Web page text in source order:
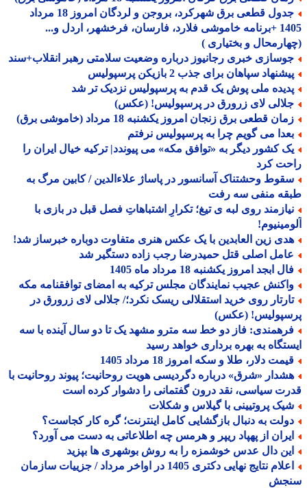
جدول قطعی برق شهرکرد، بروجن و لردگان امروز 18 مرداد
1405 +برنامه خاموشی فلارد، فارسان، فرخشهر، اردل و...
و بختیاری )
خبری رجانیوز درباره وضعیت سلامتی رهبر انقلاب+سند
سپاهان برای جذب 2 بازیکن پرسپولیس
ملی پوش یک قدم به پرسپولیس نزدیک تر شد
لای زرورق در پرسپولیس! (عکس)
قطعی برق زنجان امروز یکشنبه 18 مرداد (خاموشی برق)
می گویم چرا به پرسپولیس نرفتم
کشور دیگر به «توافق مکه» می پیوندد| ترکیه خیال ایران را
کرد
وحشتناک آسانسور در پاساژ علاءالدین / کابین مرگ به
منفی سه رفت
روی لبه ی تیغ؛ تکرارِ اشتباهاتِ فصل قبل در بازی با
زین العابدین با یک عکس هنری متفاوت دوباره خبرساز شد!
اصلی قتل حمیدرضا رجب زاده دستگیر شد
ابجد امروز یکشنبه 18 مرداد ماه 1405
عجیب نمایندگان مجلس ترکیه به امضای توافقنامه مکه
روی خرید استقلالی ریسک نکرد؛/ جلالی لای زرورق در
(عکس)
فاز دو خط سه مترو مشهد یک تا دو سال آینده با سه
به بهره برداری خواهد رسید
دلار، طلا و سکه امروز 18 مرداد 1405
«شرق» درباره دگردیسی هویت روحانیت؛ پیوند روحانیت با
سیاسی، نقد درون گفتمانی را دشوار کرده است
پروتیینی با گیلاس و شکلات
به دنبال بازگشایی کامل اینترنت؛ گره کار کجاست؟
از پهپاد ریپر و هرمس چه اطلاعاتی به دست می آورد؟
دال عدس خوشمزه را به روش بوشهری ها بپزید
اعلام نتایج نهایی دکتری 1405 در اواخر مرداد / جزییات سازمان